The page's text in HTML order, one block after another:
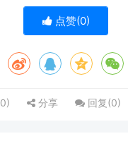
点赞(0)
0) 分享 回复(0)